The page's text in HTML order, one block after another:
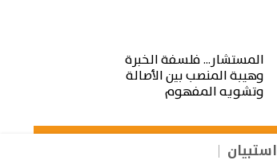
المستشار... فلسفة الخبرة
وهيبة المنصب بين الأصالة
وتشويه المفهوم
استبيان